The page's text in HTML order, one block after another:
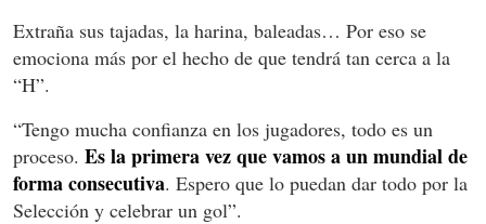
Extraña sus tajadas, la harina, baleadas… Por eso se
emociona más por el hecho de que tendrá tan cerca a la
“H”.
“Tengo mucha confianza en los jugadores, todo es un
proceso. Es la primera vez que vamos a un mundial de
forma consecutiva. Espero que lo puedan dar todo por la
Selección y celebrar un gol”.